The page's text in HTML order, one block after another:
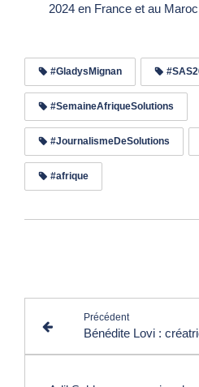
2024 en France et au Maroc
#GladysMignan
#SemaineAfriqueSolutions
#JournalismeDeSolutions
#afrique
Précédent